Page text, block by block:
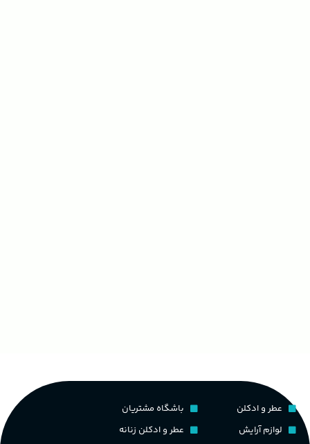
عطر و ادکلن
لوازم آرایش
باشگاه مشتریان
عطر و ادکلن زنانه